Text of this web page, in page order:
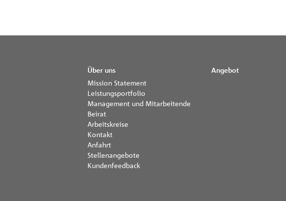
Über uns
Mission Statement
Leistungsportfolio
Management und Mitarbeitende
Beirat
Arbeitskreise
Kontakt
Anfahrt
Stellenangebote
Kundenfeedback
Angebot